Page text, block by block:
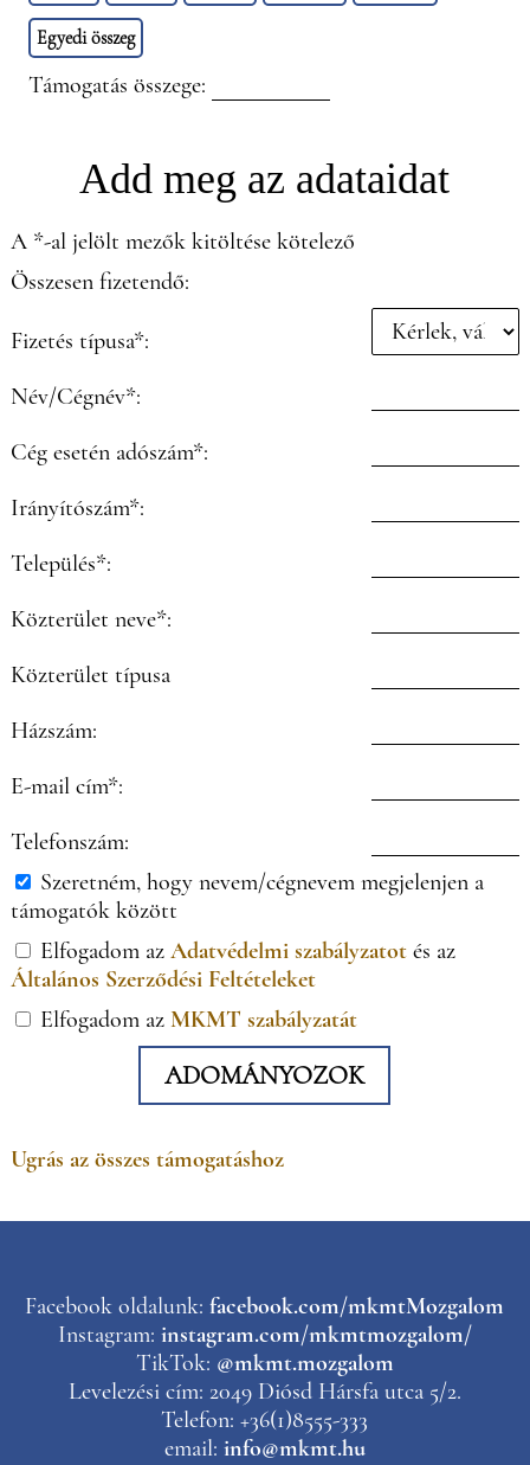
Egyedi összeg
Támogatás összege:
Add meg az adataidat
A *-al jelölt mezők kitöltése kötelező
Összesen fizetendő:
Fizetés típusa*:
Név/Cégnév*:
Cég esetén adószám*:
Irányítószám*:
Település*:
Közterület neve*:
Közterület típusa
Házszám:
E-mail cím*:
Telefonszám:
Szeretném, hogy nevem/cégnevem megjelenjen a
támogatók között
Elfogadom az Adatvédelmi szabályzatotés az
Általános Szerződési Feltételeket
Elfogadom az MKMT szabályzatát
ADOMÁNYOZOK
Ugrás az összes támogatáshoz
Facebook oldalunk:facebook.com/mkmtMozgalom
Instagram: instagram.com/mkmtmozgalom/
TikTok: @mkmt.mozgalom
Levelezési cím: 2049 Diósd Hársfa utca 5/2.
Telefon: +36(1)8555-333
email: info@mkmt.hu